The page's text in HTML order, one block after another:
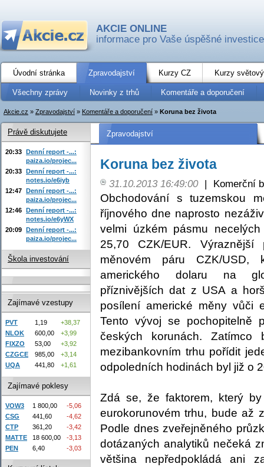
AKCIE ONLINE
informace pro Vaše úspěšné investice
Úvodní stránka Zpravodajství Kurzy CZ Kurzy
Všechny zprávy Novinky z trhů Komentáře a doporučení
Akcie.cz » Zpravodajství » Komentáře a doporučení » Koruna bez života
Zpravodajství
Koruna bez života
31.10.2013 16:49:00 | Komerční
Obchodování s tuzemskou
říjnového dne naprosto
velmi úzkém pásmu
25,70 CZK/EUR.
měnovém páru CZK/USD,
amerického dolaru na
příznivějších dat z USA a
posílení americké měny vůči
Tento vývoj se pochopitelně
českých korunách.
mezibankovním trhu pořídit
odpoledních hodinách byl již o
Zdá se, že faktorem, který
eurokorunovém trhu, bude až
Podle dnes zveřejněného
dotázaných analytiků nečeká
většina nepředpokládá ani
Právě diskutujete
20:33 Denní report -...:
paiza.io/projec...
20:33 Denní report -...:
notes.io/e6iyb
12:47 Denní report -...:
paiza.io/projec...
12:46 Denní report -...:
notes.io/e6yWX
20:09 Denní report -...:
paiza.io/projec...
Škola investování
Zajímavé vzestupy
PVT 1,19
+38,37
NLOK
600,00
+3,99
FIXZO
53,00
+3,92
CZGCE
985,00
+3,14
UQA
441,80 +1,61
Zajímavé poklesy
VOW3 1 800,00
-5,06
CSG
441,60
-4,62
CTP
361,20
-3,42
MATTE
18 600,00
-3,13
PEN
6,40 -3,03